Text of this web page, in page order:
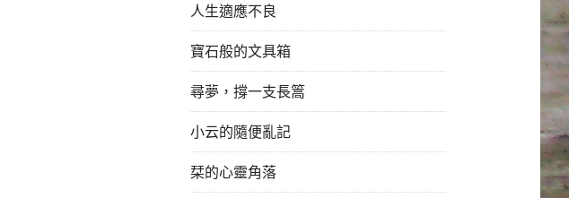
人生適應不良
寶石般的文具箱
尋夢，撐一支長篙
小云的隨便亂記
栞的心靈角落